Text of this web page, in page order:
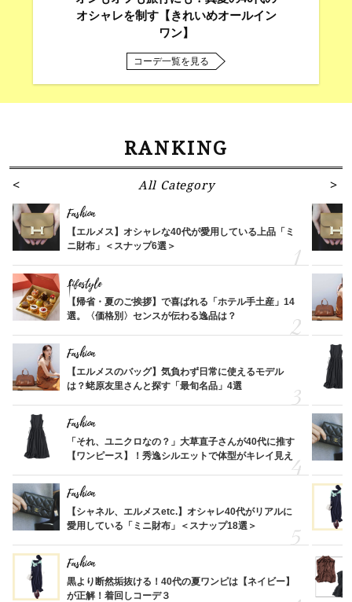
オシャレを制す【きれいめオールイン
ワン】
コーデ一覧を見る
RANKING
All Category
Fashion
【エルメス】オシャレな40代が愛用している上品「ミ
ニ財布」＜スナップ6選＞
Lifestyle
【帰省・夏のご挨拶】で喜ばれる「ホテル手土産」14
選。〈価格別〉センスが伝わる逸品は？
Fashion
【エルメスのバッグ】気負わず日常に使えるモデル
は？蛯原友里さんと探す「最旬名品」4選
Fashion
「それ、ユニクロなの？」大草直子さんが40代に推す
【ワンピース】！秀逸シルエットで体型がキレイ見え
Fashion
【シャネル、エルメスetc.】オシャレ40代がリアルに
愛用している「ミニ財布」＜スナップ18選＞
Fashion
黒より断然垢抜ける！40代の夏ワンピは【ネイビー】
が正解！着回しコーデ３